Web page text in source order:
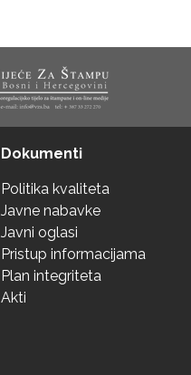
Dokumenti
Politika kvaliteta
Javne nabavke
Javni oglasi
Pristup informacijama
Plan integriteta
Akti